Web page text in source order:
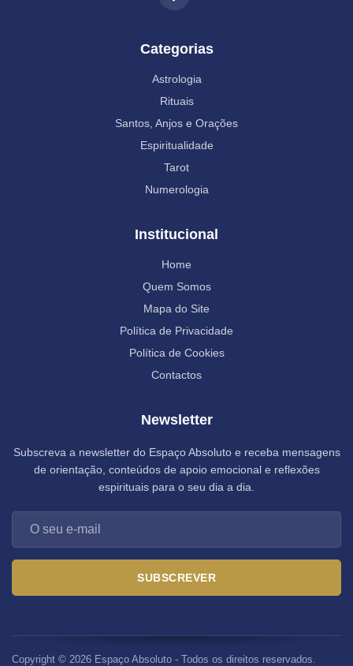
Categorias
Astrologia
Rituais
Santos, Anjos e Orações
Espiritualidade
Tarot
Numerologia
Institucional
Home
Quem Somos
Mapa do Site
Política de Privacidade
Política de Cookies
Contactos
Newsletter
Subscreva a newsletter do Espaço Absoluto e receba mensagens
de orientação, conteúdos de apoio emocional e reflexões
espirituais para o seu dia a dia.
SUBSCREVER
Copyright © 2026 Espaço Absoluto - Todos os direitos reservados.